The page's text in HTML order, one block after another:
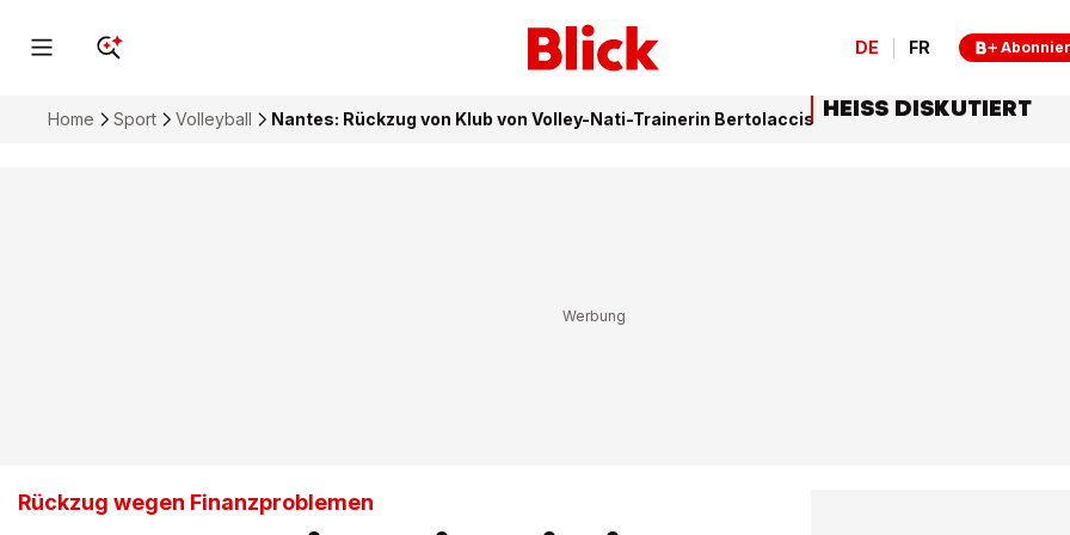
DE FR
Home Sport Volleyball Nantes: Rückzug von Klub von Volley-Nati-Trainerin Bertolaccis
Rückzug wegen Finanzproblemen
HEISS DISKUTIERT